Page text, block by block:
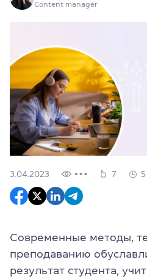
Content manager
3.04.2023 7
Современные методы,
преподаванию
результат студента,